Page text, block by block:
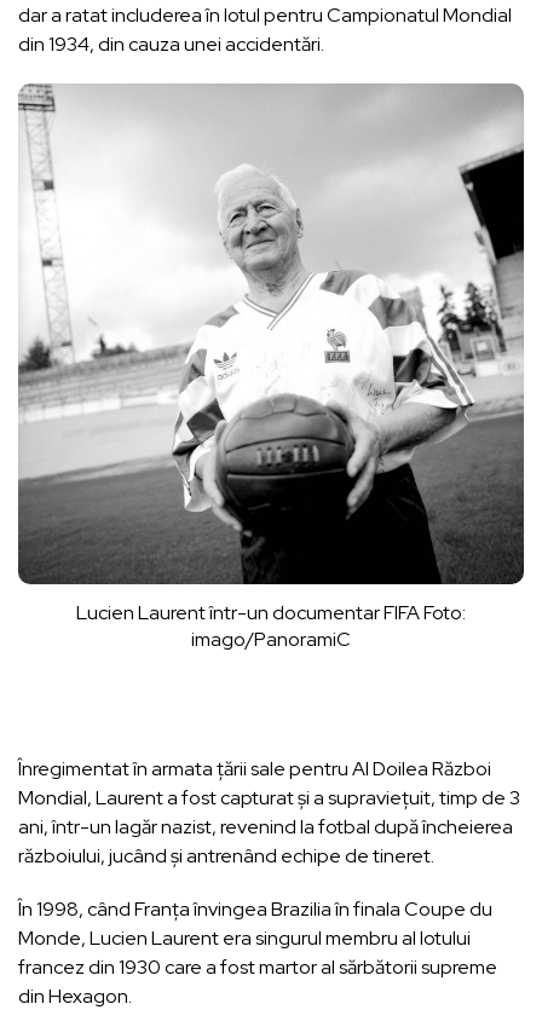
dar a ratat includerea în lotul pentru Campionatul Mondial
din 1934, din cauza unei accidentări.
Lucien Laurent într-un documentar FIFA Foto:
imago/PanoramiC
Înregimentat în armata țării sale pentru Al Doilea Război
Mondial, Laurent a fost capturat și a supraviețuit, timp de 3
ani, într-un lagăr nazist, revenind la fotbal după încheierea
războiului, jucând și antrenând echipe de tineret.
În 1998, când Franța învingea Brazilia în finala Coupe du
Monde, Lucien Laurent era singurul membru al lotului
francez din 1930 care a fost martor al sărbătorii supreme
din Hexagon.